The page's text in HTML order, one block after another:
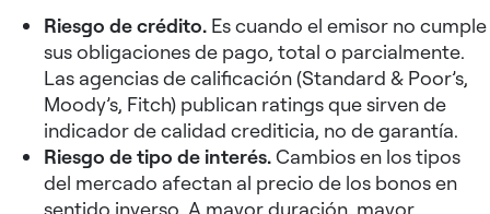
Riesgo de crédito. Es cuando el emisor no cumple
sus obligaciones de pago, total o parcialmente.
Las agencias de calificación (Standard & Poor’s,
Moody’s, Fitch) publican ratings que sirven de
indicador de calidad crediticia, no de garantía.
Riesgo de tipo de interés.Cambios en los tipos
del mercado afectan al precio de los bonos en
sentido inverso. A mayor duración, mayor